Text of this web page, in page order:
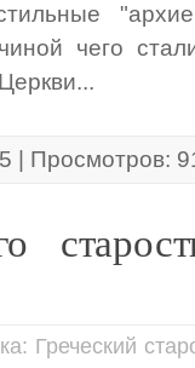
чего
| Просмотров:
Греческий